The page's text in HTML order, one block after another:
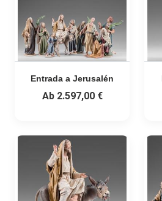
Entrada a Jerusalén
Ab2.597,00 €